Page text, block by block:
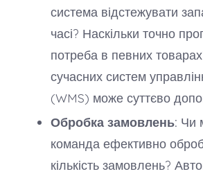
система відстежувати
часі? Наскільки точно
потреба в певних
сучасних систем
(WMS) може суттєво
Обробка замовлень: Чи
команда ефективно
кількість замовлень?